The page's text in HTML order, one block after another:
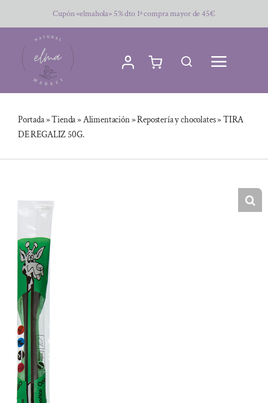
al
contenido
Cupón «elmahola» 5% dto 1ª compra mayor de 45€
Portada»Tienda»Alimentación»Repostería y chocolates»TIRA
DE REGALIZ 50G.